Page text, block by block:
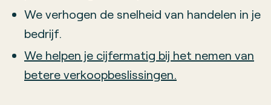
We verhogen de snelheid van handelen in je
bedrijf.
We helpen je cijfermatig bij het nemen van
betere verkoopbeslissingen.